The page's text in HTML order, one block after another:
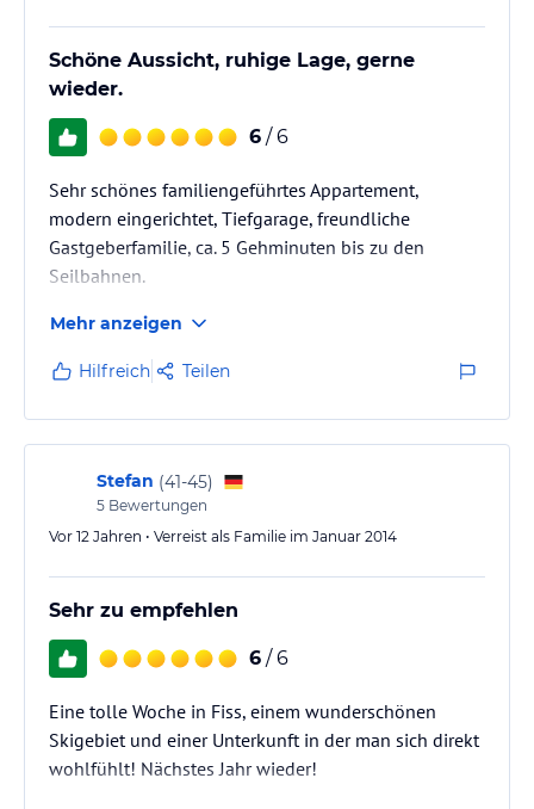
Schöne Aussicht, ruhige Lage, gerne
wieder.
6 / 6
Sehr schönes familiengeführtes Appartement,
modern eingerichtet, Tiefgarage, freundliche
Gastgeberfamilie, ca. 5 Gehminuten bis zu den
Seilbahnen.
Mehr anzeigen
Hilfreich Teilen
Stefan (41-45)
5 Bewertungen
Vor 12 Jahren • Verreist als Familie im Januar 2014
Sehr zu empfehlen
6 / 6
Eine tolle Woche in Fiss, einem wunderschönen
Skigebiet und einer Unterkunft in der man sich direkt
wohlfühlt! Nächstes Jahr wieder!